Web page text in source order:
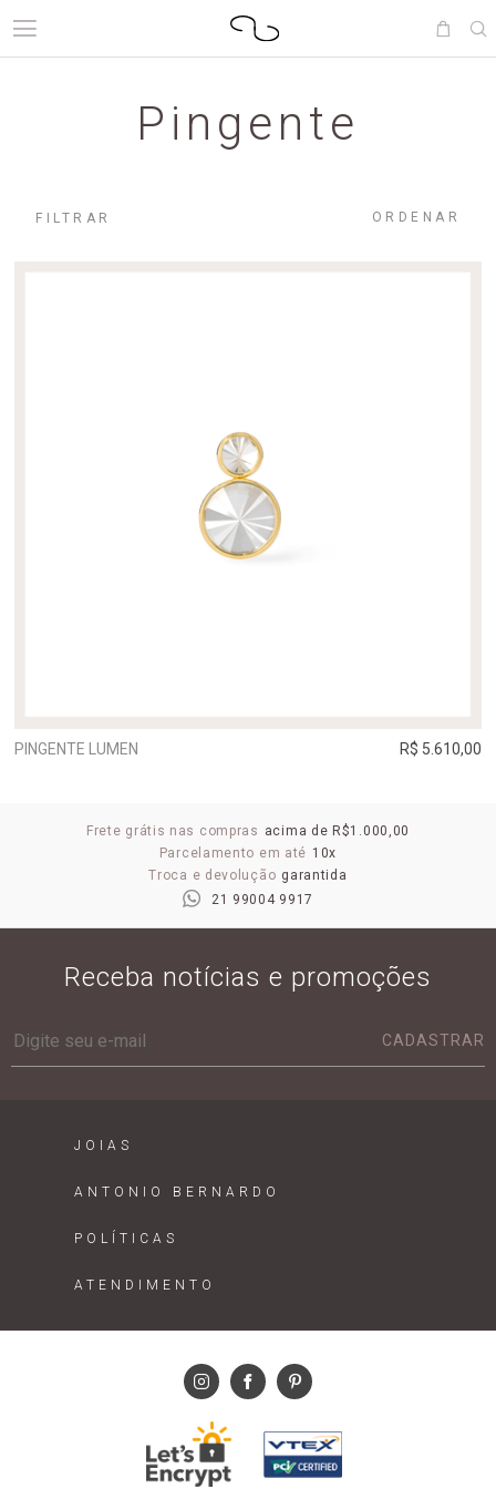
Pingente
FILTRAR ORDENAR
PINGENTE LUMEN R$ 5.610,00
Frete grátis nas compras acima de R$1.000,00
Parcelamento em até 10x
Troca e devolução garantida
21 99004 9917
Receba notícias e promoções
CADASTRAR
JOIAS
ANTONIO BERNARDO
POLÍTICAS
ATENDIMENTO